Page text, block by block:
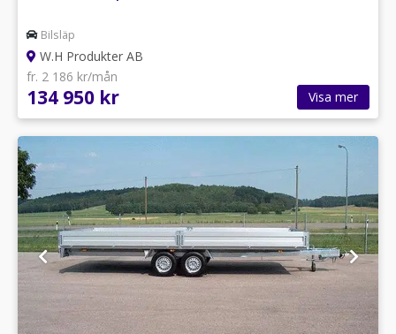
Bilsläp
W.H Produkter AB
fr. 2 186 kr/mån
134 950 kr Visa mer